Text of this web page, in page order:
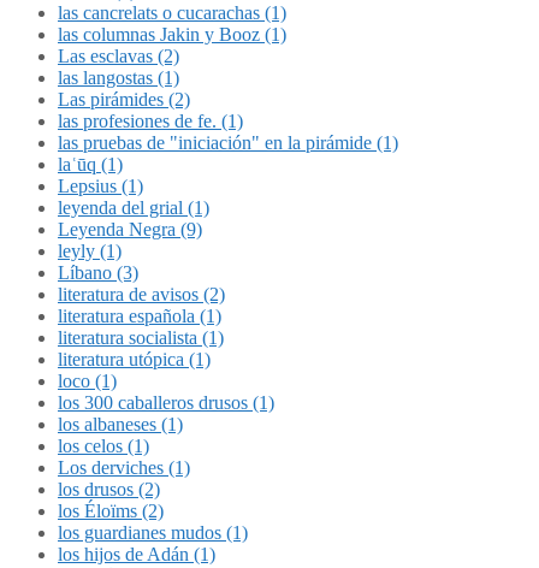
las cancrelats o cucarachas (1)
las columnas Jakin y Booz (1)
Las esclavas (2)
las langostas (1)
Las pirámides (2)
las profesiones de fe. (1)
las pruebas de "iniciación" en la pirámide (1)
laʿūq (1)
Lepsius (1)
leyenda del grial (1)
Leyenda Negra (9)
leyly (1)
Líbano (3)
literatura de avisos (2)
literatura española (1)
literatura socialista (1)
literatura utópica (1)
loco (1)
los 300 caballeros drusos (1)
los albaneses (1)
los celos (1)
Los derviches (1)
los drusos (2)
los Éloïms (2)
los guardianes mudos (1)
los hijos de Adán (1)